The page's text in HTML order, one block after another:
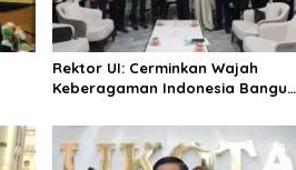
Rektor UI: Cerminkan Wajah
Keberagaman Indonesia Bangun
Agama